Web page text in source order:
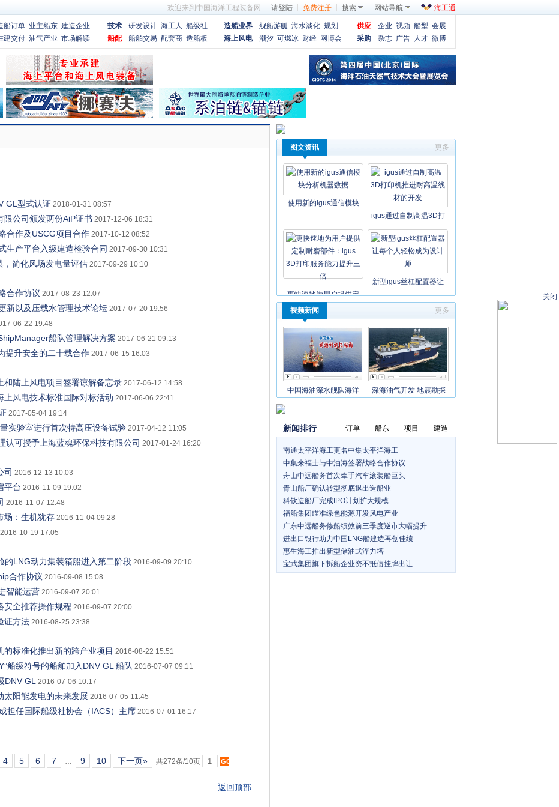
关闭
欢迎来到中国海洋工程装备网 请登陆 免费注册 搜索 网站导航 海工通
船订单 业主船东 建造企业
建交付 油气产业 市场解读
技术 研发设计 海工人 船级社
船配
船舶交易 配套商 造船板
造船业界 舰船游艇 海水淡化 规划
海上风电
潮汐 可燃冰 财经 网博会
供应 企业 视频 船型 会展
采购
杂志 广告 人才 微博
GL型式认证 2018-01-31 08:57
限公司颁发两份AiP证书 2017-12-06 18:31
合作及USCG项目合作 2017-10-12 08:52
生产平台入级建造检验合同 2017-09-30 10:31
简化风场发电量评估 2017-09-29 10:10
合作协议 2017-08-23 12:07
新以及压载水管理技术论坛 2017-07-20 19:56
06-22 19:48
船队管理解决方案 2017-06-21 09:13
提升安全的二十载合作 2017-06-15 16:03
和陆上风电项目签署谅解备忘录 2017-06-12 14:58
上风电技术标准国际对标活动 2017-06-06 22:41
2017-05-04 19:14
实验室进行首次特高压设备试验 2017-04-12 11:05
认可授予上海蓝魂环保科技有限公司 2017-01-24 16:20
司 2016-12-13 10:03
平台 2016-11-09 19:02
2016-11-07 12:48
场：生机犹存 2016-11-04 09:28
2016-10-19 17:05
的LNG动力集装箱船进入第二阶段 2016-09-09 20:10
合作协议 2016-09-08 15:08
智能运营 2016-09-07 20:01
安全推荐操作规程 2016-09-07 20:00
证方法 2016-08-25 23:38
标准化推出新的跨产业项目 2016-08-22 15:51
船级符号的船舶加入DNV GL 船队 2016-07-07 09:11
DNV GL 2016-07-06 10:17
太阳能发电的未来发展 2016-07-05 11:45
担任国际船级社协会（IACS）主席 2016-07-01 16:17
4 5 6 7 … 9 10 下一页» 共272条/10页
返回顶部
更多
图文资讯
使用新的igus通信模块
igus通过自制高温3D打
更快速地为用户提供定
新型igus丝杠配置器让
更多
视频新闻
中国海油深水舰队海洋 深海油气开发 地震勘探
新闻排行 建造
项目
船东
订单
南通太平洋海工更名中集太平洋海工
中集来福士与中油海签署战略合作协议
舟山中远船务首次牵手汽车滚装船巨头
青山船厂确认转型彻底退出造船业
科钦造船厂完成IPO计划扩大规模
福船集团瞄准绿色能源开发风电产业
广东中远船务修船绩效前三季度逆市大幅提升
进出口银行助力中国LNG船建造再创佳绩
惠生海工推出新型储油式浮力塔
宝武集团旗下拆船企业资不抵债挂牌出让